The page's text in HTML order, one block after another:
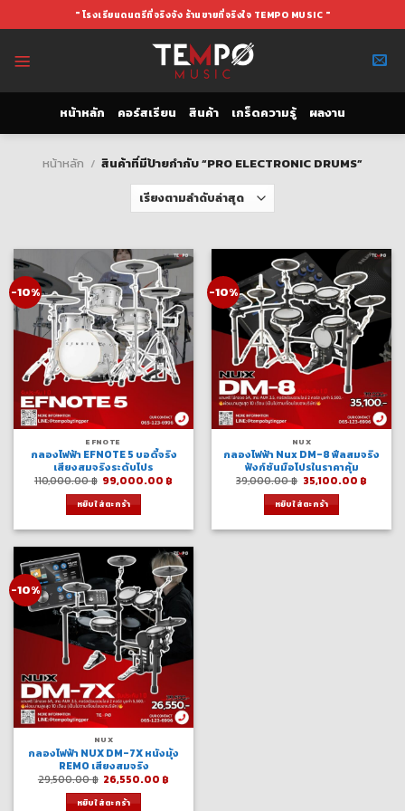
to
" โรงเรียนดนตรีที่จริงจัง ร้านขายที่จริงใจ TEMPO MUSIC "
หน้าหลัก คอร์สเรียน สินค้า เกร็ดความรู้ ผลงาน
หน้าหลัก / สินค้าที่มีป้ายกำกับ “PRO ELECTRONIC DRUMS”
-10%
EFNOTE
กลองไฟฟ้า EFNOTE 5 บอดี้จริง
เสียงสมจริงระดับโปร
110,000.00฿ Original
price
was:
110,000.00 ฿.
99,000.00 ฿
หยิบใส่ตะกร้า
-10%
NUX
กลองไฟฟ้า Nux DM-8 ฟีลสมจริง
ฟังก์ชันมือโปรในราคาคุ้ม
39,000.00฿ Original
price
was:
39,000.00 ฿.
35,100.00 ฿
หยิบใส่ตะกร้า
-10%
NUX
กลองไฟฟ้า NUX DM-7X หนังมุ้ง
REMO เสียงสมจริง
29,500.00฿ Original
price
was:
29,500.00 ฿.
26,550.00 ฿
หยิบใส่ตะกร้า